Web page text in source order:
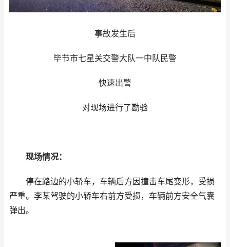
事故发生后
毕节市七星关交警大队一中队民警
快速出警
对现场进行了勘验
现场情况：
停在路边的小轿车，车辆后方因撞击车尾变形，受损
严重。李某驾驶的小轿车右前方受损，车辆前方安全气囊
弹出。